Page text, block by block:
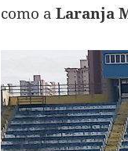
como a Laranja